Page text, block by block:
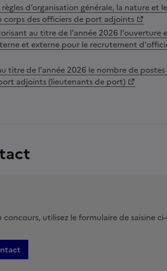
d’organisation générale, la nature et
corps des officiers de port adjoints
au titre de l'année 2026 l'ouverture
et externe pour le recrutement
titre de l'année 2026 le nombre de
adjoints (lieutenants de port)
utilisez le formulaire de saisine ci-